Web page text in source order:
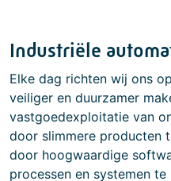
Industriële
Elke dag richten wij ons
veiliger en duurzamer
vastgoedexploitatie van
door slimmere producten
door hoogwaardige
processen en systemen